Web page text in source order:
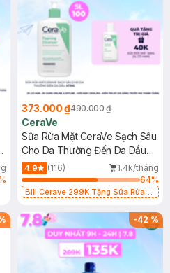
373.000 ₫490.000 ₫
CeraVe
Sữa Rửa Mặt CeraVe Sạch Sâu
Cho Da Thường Đến Da Dầu
473ml
4.9 (116)
1.4k/tháng
64%
Bill Cerave 299K Tặng Sữa Rửa
-42%